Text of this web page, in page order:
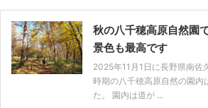
秋の八千穂高原自然園
景色も最高です
2025年11月1日に長野県南佐
時期の八千穂高原自然の園内
た。 園内は道が ...